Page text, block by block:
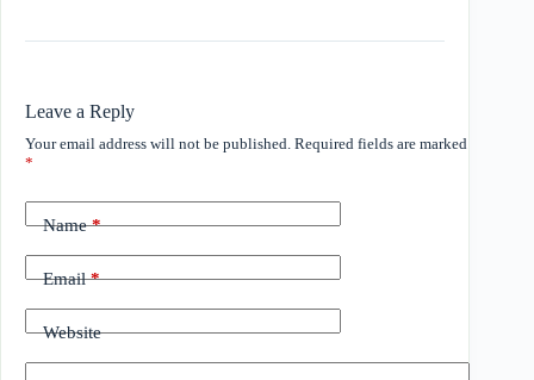
Leave a Reply
Your email address will not be published. Required fields are marked
*
Name*
Email*
Website